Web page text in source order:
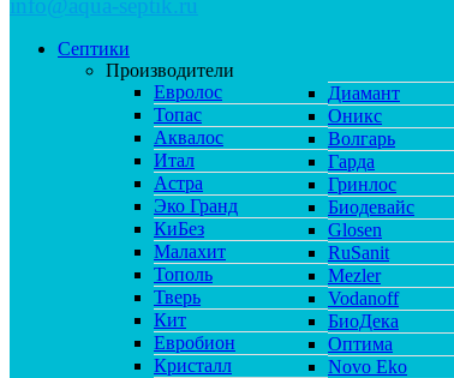
info@aqua-septik.ru
Септики
Производители
Евролос
Топас
Аквалос
Итал
Астра
Эко Гранд
КиБез
Малахит
Тополь
Тверь
Кит
Евробион
Кристалл
Диамант
Оникс
Волгарь
Гарда
Гринлос
Биодевайс
Glosen
RuSanit
Mezler
Vodanoff
БиоДека
Оптима
Novo Eko